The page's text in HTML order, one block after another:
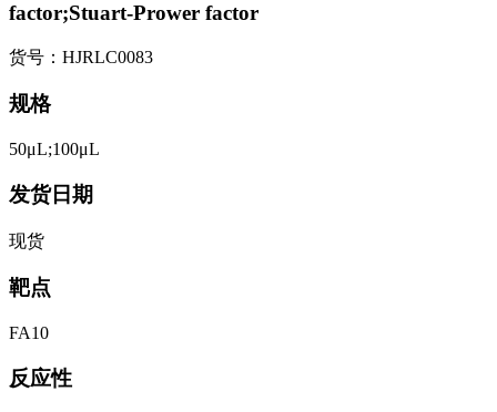
factor;Stuart-Prower factor
货号：HJRLC0083
规格
50μL;100μL
发货日期
现货
靶点
FA10
反应性